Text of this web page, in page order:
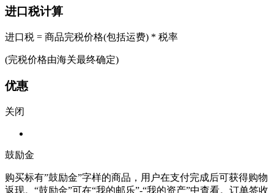
进口税计算
进口税 = 商品完税价格(包括运费) * 税率
(完税价格由海关最终确定)
优惠
关闭
鼓励金
购买标有”鼓励金”字样的商品，用户在支付完成后可获得购物
返现。“鼓励金”可在“我的邮乐”-“我的资产”中查看。订单签收